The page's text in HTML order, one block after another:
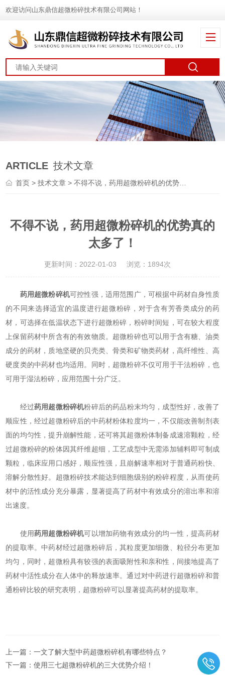
欢迎访问山东鼎信超微粉碎技术有限公司网站！
ARTICLE 技术文章
首页 >技术文章 > 不得不说，药用超微粉碎机的优势真的太多了！
不得不说，药用超微粉碎机的优势真的
太多了！
更新时间：2022-01-03 浏览：1894次
药用超微粉碎机可控性强，适用范围广，可根据中药材自身性质
的不同来选择适宜的温度进行超微粉碎，对于含有芳香类成分的药
材，可选择在低温状态下进行超微粉碎，粉碎时间短，可在较大程度
上保留药材中所含有的有效物质。超微粉碎也可以用于含有糖、油类
成分的药材，质地坚硬的贝壳类、骨类和矿物类药材，高纤维性、高
硬度类的中药材也均适用。同时，超微粉碎不仅可用于干法粉碎，也
可用于湿法粉碎，应用范围十分广泛。
经过药用超微粉碎机粉碎后的药品粉末均匀，成型性好，改善了
顺应性，经过超微粉碎后的中药材粉体粒度均一，不仅能改善制剂表
面的均匀性，提升崩解性能，还可将其超微粉体制备成速溶颗粒，经
过超微粉碎的粉体因其纤维超细，工艺成型中无需添加辅料即可制成
颗粒，临床应用口感好，顺应性强，且崩解速率相对于普通药粉快、
溶解分散性好。超微粉碎技术能达到细胞级别的粉碎程度，从而使药
材中的活性成分充分暴露，显著提高了药材中有效成分的溶出率和溶
出速度。
使用药用超微粉碎机可以增加药物有效成分的均一性，提高药材
的提取率。中药材经过超微粉碎后，其粒度更加细微、粒径分布更加
均匀，同时，超微粉具有较强的表面吸附性和亲和性，间接地提高了
药材中活性成分在人体中的释放速率。通过对中药进行超微粉碎和普
通粉碎比较的研究表明，超微粉碎可以显著提高药材的提取率。
上一篇：一文了解大型中药超微粉碎机有哪些特点？
下一篇：使用三七超微粉碎机的三大优势介绍！